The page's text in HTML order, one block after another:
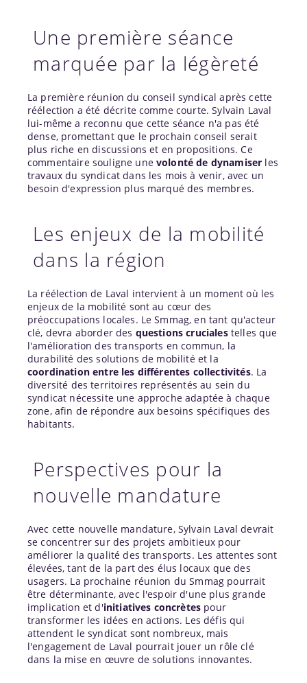
Une première séance
marquée par la légèreté
La première réunion du conseil syndical après cette
réélection a été décrite comme courte. Sylvain Laval
lui-même a reconnu que cette séance n'a pas été
dense, promettant que le prochain conseil serait
plus riche en discussions et en propositions. Ce
commentaire souligne unevolonté de dynamiser les
travaux du syndicat dans les mois à venir, avec un
besoin d'expression plus marqué des membres.
Les enjeux de la mobilité
dans la région
La réélection de Laval intervient à un moment où les
enjeux de la mobilité sont au cœur des
préoccupations locales. Le Smmag, en tant qu'acteur
clé, devra aborder des questions crucialestelles que
l'amélioration des transports en commun, la
durabilité des solutions de mobilité et la
coordination entre les différentes collectivités. La
diversité des territoires représentés au sein du
syndicat nécessite une approche adaptée à chaque
zone, afin de répondre aux besoins spécifiques des
habitants.
Perspectives pour la
nouvelle mandature
Avec cette nouvelle mandature, Sylvain Laval devrait
se concentrer sur des projets ambitieux pour
améliorer la qualité des transports. Les attentes sont
élevées, tant de la part des élus locaux que des
usagers. La prochaine réunion du Smmag pourrait
être déterminante, avec l'espoir d'une plus grande
implication et d'initiatives concrètes pour
transformer les idées en actions. Les défis qui
attendent le syndicat sont nombreux, mais
l'engagement de Laval pourrait jouer un rôle clé
dans la mise en œuvre de solutions innovantes.